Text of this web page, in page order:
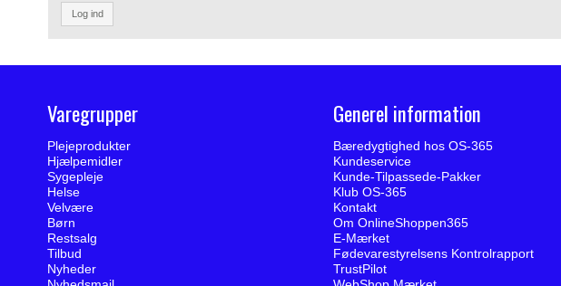
Log ind
Varegrupper
Plejeprodukter
Hjælpemidler
Sygepleje
Helse
Velvære
Børn
Restsalg
Tilbud
Nyheder
Generel information
Bæredygtighed hos OS-365
Kundeservice
Kunde-Tilpassede-Pakker
Klub OS-365
Kontakt
Om OnlineShoppen365
E-Mærket
Fødevarestyrelsens Kontrolrapport
TrustPilot